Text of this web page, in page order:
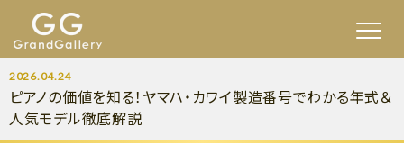
2026.04.24
ピアノの価値を知る！ヤマハ・カワイ製造番号でわかる年式＆
人気モデル徹底解説